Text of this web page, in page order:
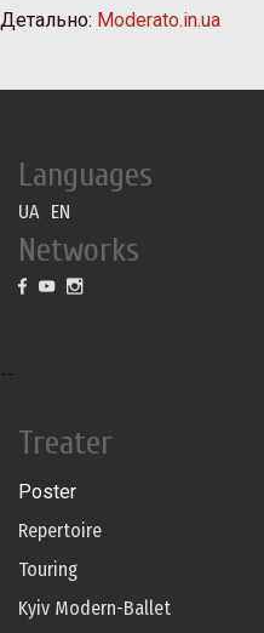
Детально: Moderato.in.ua
Languages
UA EN
Networks
--
Treater
Poster
Repertoire
Touring
Kyiv Modern-Ballet